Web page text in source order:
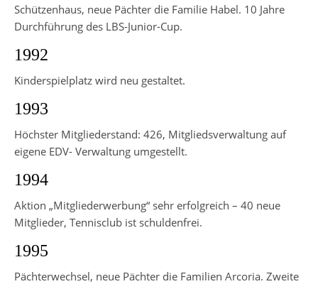
Schützenhaus, neue Pächter die Familie Habel. 10 Jahre
Durchführung des LBS-Junior-Cup.
1992
Kinderspielplatz wird neu gestaltet.
1993
Höchster Mitgliederstand: 426, Mitgliedsverwaltung auf
eigene EDV- Verwaltung umgestellt.
1994
Aktion „Mitgliederwerbung“ sehr erfolgreich – 40 neue
Mitglieder, Ten­nisclub ist schuldenfrei.
1995
Pächterwechsel, neue Pächter die Familien Arcoria. Zweite